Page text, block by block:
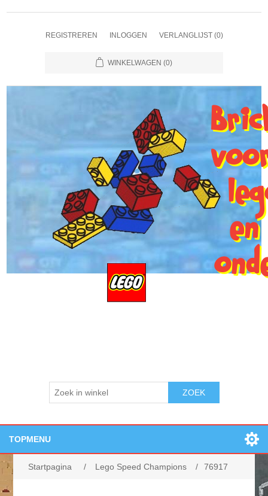
REGISTREREN INLOGGEN VERLANGLIJST (0)
WINKELWAGEN (0)
ZOEK
TOPMENU
Openingstijden:
Startpagina / Lego Speed Champions / 76917